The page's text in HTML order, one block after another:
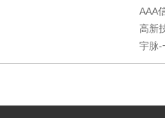
AAA
高新
宇脉-